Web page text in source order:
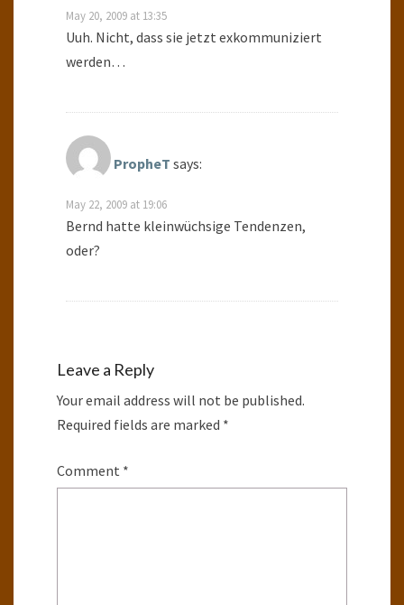
May 20, 2009 at 13:35
Uuh. Nicht, dass sie jetzt exkommuniziert
werden…
PropheT says:
May 22, 2009 at 19:06
Bernd hatte kleinwüchsige Tendenzen,
oder?
Leave a Reply
Your email address will not be published.
Required fields are marked *
Comment *